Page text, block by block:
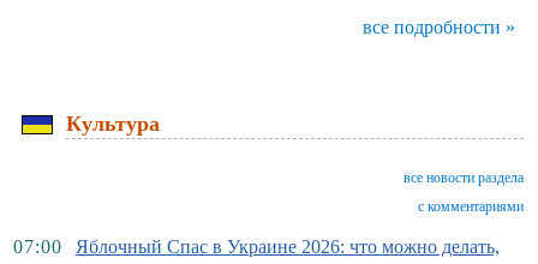
все подробности »
Культура
все новости раздела
с комментариями
07:00
Яблочный Спас в Украине 2026: что можно делать,